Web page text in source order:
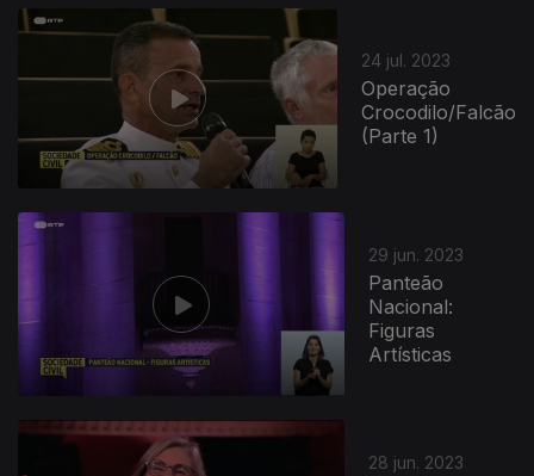
24 jul. 2023
Operação
Crocodilo/Falcão
(Parte 1)
29 jun. 2023
Panteão
Nacional:
Figuras
Artísticas
28 jun. 2023